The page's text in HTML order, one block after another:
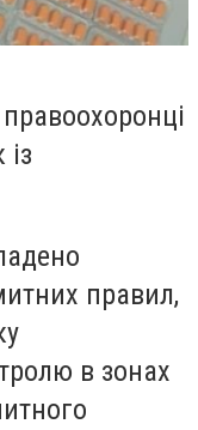
правил,
в зонах